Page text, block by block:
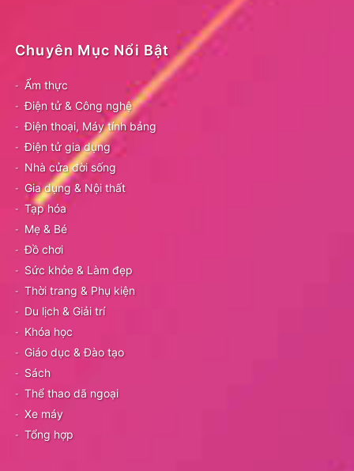
Chuyên Mục Nổi Bật
Ẩm thực
Điện tử & Công nghệ
Điện thoại, Máy tính bảng
Điện tử gia dụng
Nhà cửa đời sống
Gia dụng & Nội thất
Tạp hóa
Mẹ & Bé
Đồ chơi
Sức khỏe & Làm đẹp
Thời trang & Phụ kiện
Du lịch & Giải trí
Khóa học
Giáo dục & Đào tạo
Sách
Thể thao dã ngoại
Xe máy
Tổng hợp